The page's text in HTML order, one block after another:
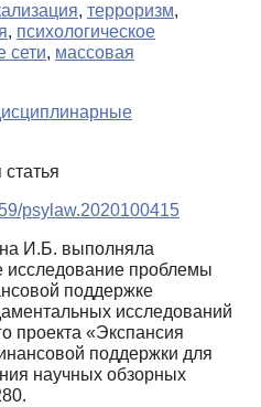
, терроризм,
, психологическое
сети, массовая
статья
psylaw.2020100415
И.Б. выполняла
исследование проблемы
поддержке
исследований
проекта «Экспансия
поддержки для
научных обзорных